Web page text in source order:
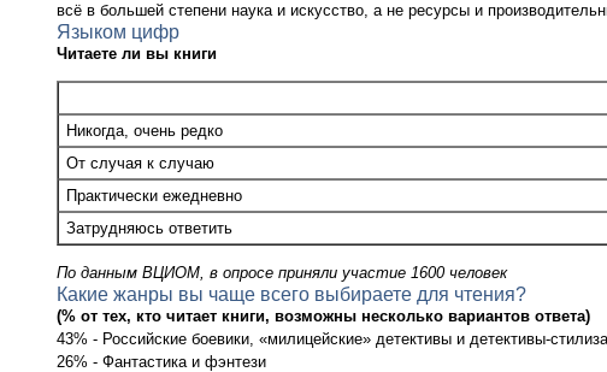
всё в большей степени наука и искусство, а не ресурсы и
Языком цифр
Читаете ли вы книги
Никогда, очень редко
От случая к случаю
Практически ежедневно
Затрудняюсь ответить
По данным ВЦИОМ, в опросе приняли участие 1600 человек
Какие жанры вы чаще всего выбираете для чтения?
(% от тех, кто читает книги, возможны несколько вариантов ответа)
43% - Российские боевики, «милицейские» детективы и детективы-
26% - Фантастика и фэнтези